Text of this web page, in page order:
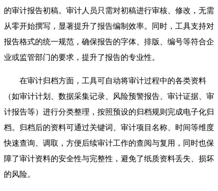
的审计报告初稿。审计人员只需对初稿进行审核、修改，无需
从零开始撰写，显著提升了报告编制效率。同时，工具支持对
报告格式的统一规范，确保报告的字体、排版、编号等符合企
业或监管部门的要求，提升了报告的专业性。
在审计归档方面，工具可自动将审计过程中的各类资料
（如审计计划、数据采集记录、风险预警报告、审计证据、审
计报告等）进行分类整理，按照预设的归档规则完成电子化归
档。归档后的资料可通过关键词、审计项目名称、时间等维度
快速查询、调取，方便后续审计工作的查阅与复用，同时也保
障了审计资料的安全性与完整性，避免了纸质资料丢失、损坏
的风险。